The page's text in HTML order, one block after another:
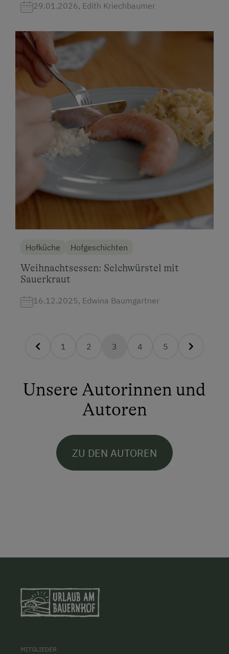
29.01.2026, Edith Kriechbaumer
Hofküche Hofgeschichten
Weihnachtsessen: Selchwürstel mit
Sauerkraut
16.12.2025, Edwina Baumgartner
1 2 3(Aktuelle Seite )
4 5
Unsere Autorinnen und
Autoren
ZU DEN AUTOREN
MITGLIEDER